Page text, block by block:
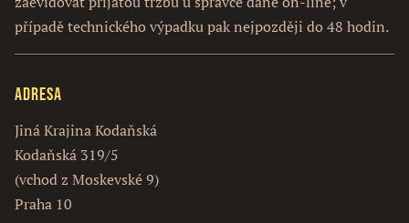
případě technického výpadku pak nejpozději do 48 hodin.
Adresa
Jiná Krajina Kodaňská
Kodaňská 319/5
(vchod z Moskevské 9)
Praha 10